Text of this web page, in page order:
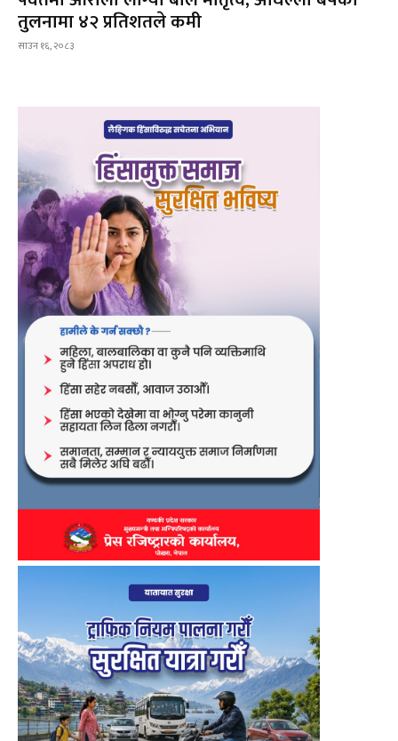
तुलनामा ४२ प्रतिशतले कमी
साउन १६, २०८३